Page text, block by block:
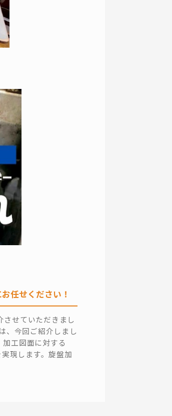
任せください！
せていただきまし
、今回ご紹介しまし
工図面に対する
現します。旋盤加